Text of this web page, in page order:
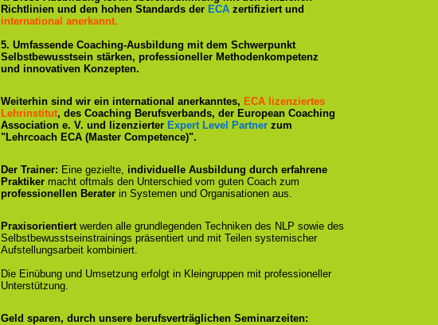
Richtlinien und den hohen Standards der ECA zertifiziert und
international anerkannt.
5. Umfassende Coaching-Ausbildung mit dem Schwerpunkt
Selbstbewusstsein stärken, professioneller Methodenkompetenz
und innovativen Konzepten.
Weiterhin sind wir ein international anerkanntes, ECA lizenziertes
Lehrinstitut, des Coaching Berufsverbands, der European Coaching
Association e. V. und lizenzierter Expert Level Partner zum
"Lehrcoach ECA (Master Competence)".
Der Trainer: Eine gezielte, individuelle Ausbildung durch erfahrene
Praktiker macht oftmals den Unterschied vom guten Coach zum
professionellen Berater in Systemen und Organisationen aus.
Praxisorientiertwerden alle grundlegenden Techniken des NLP sowie des
Selbstbewusstseinstrainings präsentiert und mit Teilen systemischer
Aufstellungsarbeit kombiniert.
Die Einübung und Umsetzung erfolgt in Kleingruppen mit professioneller
Unterstützung.
Geld sparen, durch unsere berufsverträglichen Seminarzeiten: